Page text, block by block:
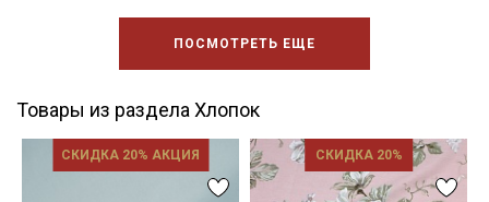
ПОСМОТРЕТЬ ЕЩЕ
Товары из раздела Хлопок
СКИДКА 20% АКЦИЯ СКИДКА 20%